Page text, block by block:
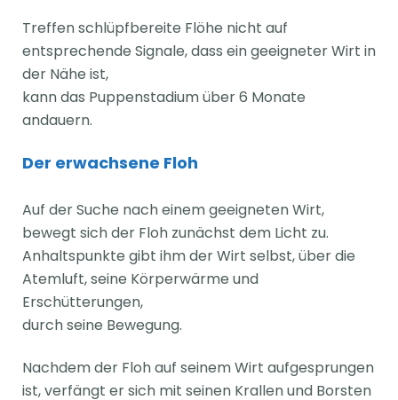
Treffen schlüpfbereite Flöhe nicht auf
entsprechende Signale, dass ein geeigneter Wirt in
der Nähe ist,
kann das Puppenstadium über 6 Monate
andauern.
Der erwachsene Floh
Auf der Suche nach einem geeigneten Wirt,
bewegt sich der Floh zunächst dem Licht zu.
Anhaltspunkte gibt ihm der Wirt selbst, über die
Atemluft, seine Körperwärme und
Erschütterungen,
durch seine Bewegung.
Nachdem der Floh auf seinem Wirt aufgesprungen
ist, verfängt er sich mit seinen Krallen und Borsten